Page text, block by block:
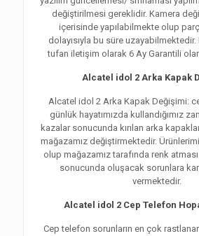
değiştirilmesi gereklidir. Kamera
içerisinde yapılabilmekte olup
dolayısıyla bu süre
tufan iletişim olarak 6 Ay Garantili
Alcatel idol 2 Arka Kapak
Alcatel idol 2 Arka Kapak Değişimi:
günlük hayatımızda kullandığımız
kazalar sonucunda kırılan arka
mağazamız değiştirmektedir.
olup mağazamız tarafında renk
sonucunda oluşacak sorunlara
vermektedir.
Alcatel idol 2 Cep Telefon
Cep telefon sorunların en çok